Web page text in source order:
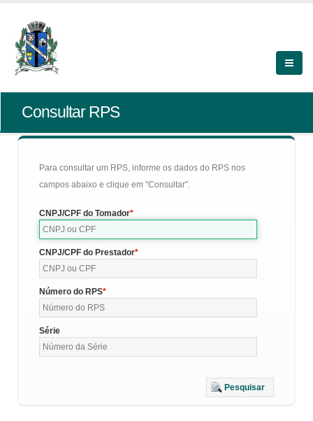
Consultar RPS
Para consultar um RPS, informe os dados do RPS nos
campos abaixo e clique em "Consultar".
CNPJ/CPF do Tomador
CNPJ/CPF do Prestador
Número do RPS
Série
Pesquisar